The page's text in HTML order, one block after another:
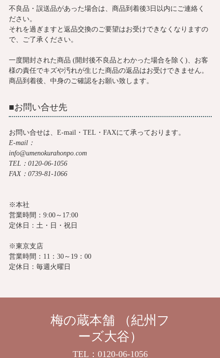
不良品・誤送品があった場合は、商品到着後3日以内にご連絡く
ださい。
それを過ぎますと返品交換のご要望はお受けできなくなりますの
で、ご了承ください。
一度開封された商品 (開封後不良品とわかった場合を除く)、お客
様の責任でキズや汚れが生じた商品の返品はお受けできません。
商品到着後、中身のご確認をお願い致します。
■お問い合せ先
お問い合せは、E-mail・TEL・FAXにて承っております。
E-mail：
info@umenokurahonpo.com
TEL：0120-06-1056
FAX：0739-81-1066
※本社
営業時間：9:00～17:00
定休日：土・日・祝日
※東京支店
営業時間：11：30～19：00
定休日：毎週火曜日
梅の蔵本舗 （紀州フ
ーズ大谷）
TEL：0120-06-1056